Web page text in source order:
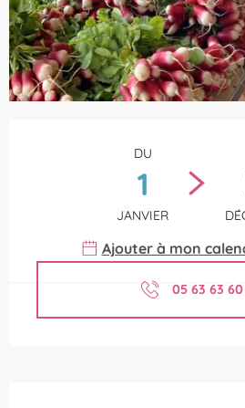
DU
1
JANVIER
Ajouter à mon
05 63 63 60